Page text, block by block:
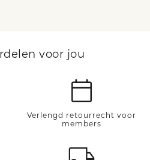
voor jou
Verlengd retourrecht voor
members